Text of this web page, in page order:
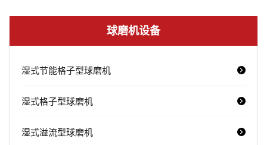
球磨机设备
湿式节能格子型球磨机
湿式格子型球磨机
湿式溢流型球磨机